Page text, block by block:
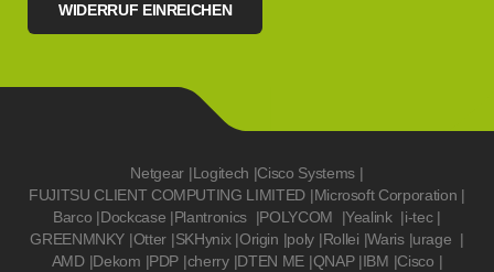
WIDERRUF EINREICHEN
Netgear |Logitech |Cisco Systems |
FUJITSU CLIENT COMPUTING LIMITED |Microsoft Corporation |
Barco |Dockcase |Plantronics |POLYCOM |Yealink |i-tec |
GREENMNKY |Otter |SKHynix |Origin |poly |Rollei |Waris |urage |
AMD |Dekom |PDP |cherry |DTEN ME |QNAP |IBM |Cisco |